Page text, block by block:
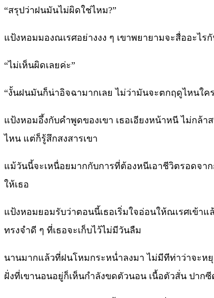
“สรุปว่าฝนมันไม่ผิดใช่ไหม?”
แป้งหอมมองณเรศอย่างงง ๆ เขาพยายามจะสื่ออะไร
“ไม่เห็นผิดเลยค่ะ”
“งั้นฝนมันก็น่าอิจฉามากเลย ไม่ว่ามันจะตกฤดูไหนใค
แป้งหอมอึ้งกับคำพูดของเขา เธอเอียงหน้าหนี ไม่กล้
ไหน แต่ก็รู้สึกสงสารเขา
แม้วันนี้จะเหนื่อยมากกับการที่ต้องหนีเอาชีวิตรอดจ
ให้เธอ
แป้งหอมยอมรับว่าตอนนี้เธอเริ่มใจอ่อนให้ณเรศเข้า
ทรงจำดี ๆ ที่เธอจะเก็บไว้ไม่มีวันลืม
นานมากแล้วที่ฝนโหมกระหน่ำลงมา ไม่มีทีท่าว่าจะห
ฝั่งที่เขานอนอยู่ก็เห็นกำลังขดตัวนอน เนื้อตัวสั่น ปากซี